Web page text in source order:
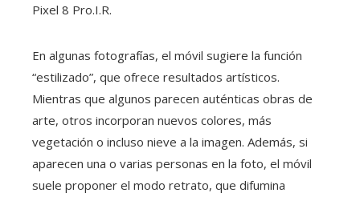
Pixel 8 Pro.I.R.
En algunas fotografías, el móvil sugiere la función
“estilizado”, que ofrece resultados artísticos.
Mientras que algunos parecen auténticas obras de
arte, otros incorporan nuevos colores, más
vegetación o incluso nieve a la imagen. Además, si
aparecen una o varias personas en la foto, el móvil
suele proponer el modo retrato, que difumina